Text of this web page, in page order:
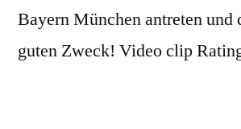
Bayern München antreten und
guten Zweck! Video clip